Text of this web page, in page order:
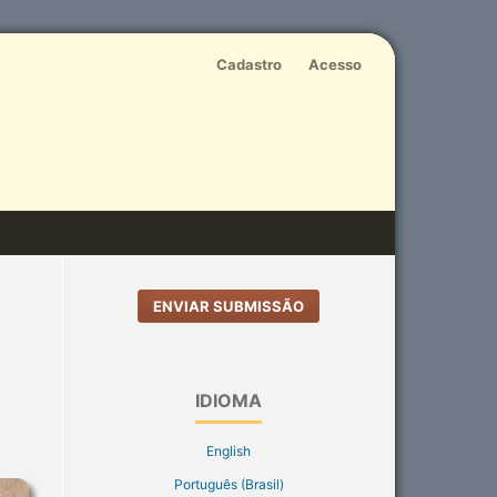
Cadastro Acesso
ENVIAR SUBMISSÃO
IDIOMA
English
Português (Brasil)